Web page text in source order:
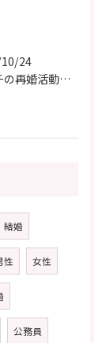
24
バツイチの再婚活動に成功するための戦略
結婚
性 女性
公務員